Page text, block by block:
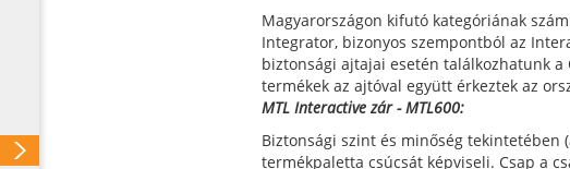
Magyarországon kifutó kategóriának
Integrator, bizonyos szempontból az
biztonsági ajtajai esetén találkozhatunk
termékek az ajtóval együtt érkeztek az
MTL Interactive zár - MTL600:
Biztonsági szint és minőség tekintetében
termékpaletta csúcsát képviseli. Csap a